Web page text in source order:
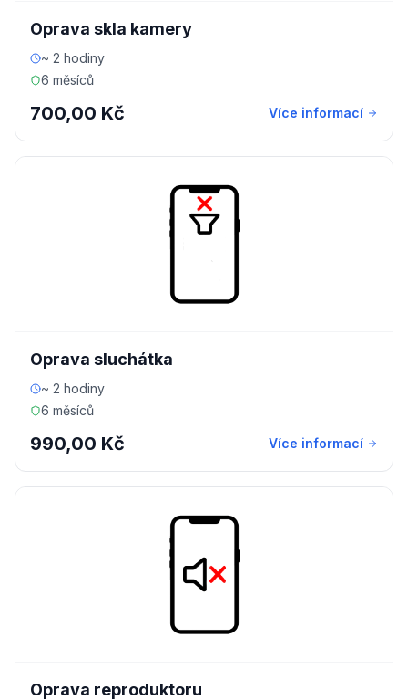
Oprava skla kamery
~ 2 hodiny
6 měsíců
700,00 Kč Více informací
Oprava sluchátka
~ 2 hodiny
6 měsíců
990,00 Kč Více informací
Oprava reproduktoru